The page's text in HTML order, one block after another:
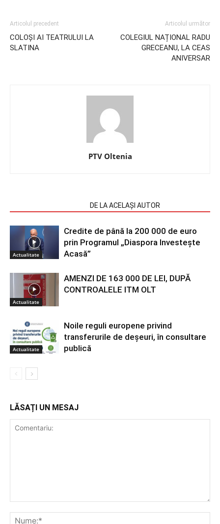
Articolul precedent
COLOȘI AI TEATRULUI LA
SLATINA
Articolul următor
COLEGIUL NAȚIONAL RADU
GRECEANU, LA CEAS
ANIVERSAR
PTV Oltenia
DE LA ACELAȘI AUTOR
Actualitate
Credite de până la 200 000 de euro
prin Programul „Diaspora Investește
Acasă”
Actualitate
AMENZI DE 163 000 DE LEI, DUPĂ
CONTROALELE ITM OLT
Actualitate
Noile reguli europene privind
transferurile de deșeuri, în consultare
publică
LĂSAȚI UN MESAJ